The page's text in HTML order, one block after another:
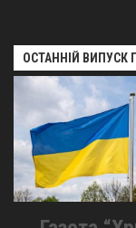
ОСТАННІЙ ВИПУСК